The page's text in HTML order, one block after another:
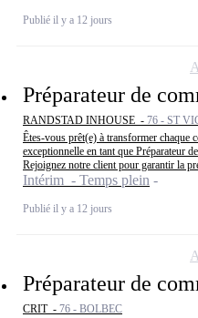
Publié il y a 12 jours
Préparateur de
RANDSTAD INHOUSE - 76 - ST
Êtes-vous prêt(e) à transformer chaque
exceptionnelle en tant que Préparateur
Rejoignez notre client pour garantir la
Intérim - Temps plein
Publié il y a 12 jours
Préparateur de
CRIT - 76 - BOLBEC